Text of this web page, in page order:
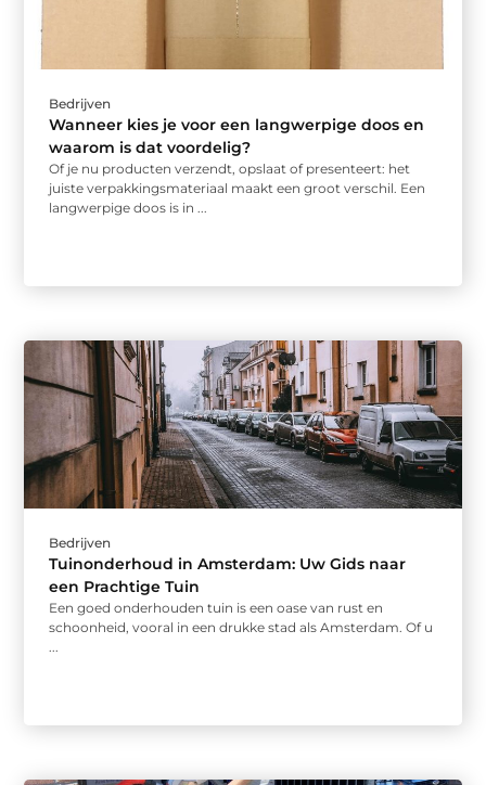
Bedrijven
Wanneer kies je voor een langwerpige doos en
waarom is dat voordelig?
Of je nu producten verzendt, opslaat of presenteert: het
juiste verpakkingsmateriaal maakt een groot verschil. Een
langwerpige doos is in ...
Bedrijven
Tuinonderhoud in Amsterdam: Uw Gids naar
een Prachtige Tuin
Een goed onderhouden tuin is een oase van rust en
schoonheid, vooral in een drukke stad als Amsterdam. Of u
...